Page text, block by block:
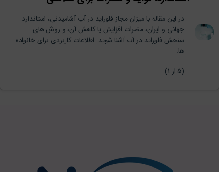
در این مقاله با میزان مجاز فلوراید در آب آشامیدنی، استاندارد
جهانی و ایران، مضرات افزایش یا کاهش آن، و روش های
سنجش فلوراید در آب آشنا شوید. اطلاعات کاربردی برای خانواده
ها.
(
5 از 1)